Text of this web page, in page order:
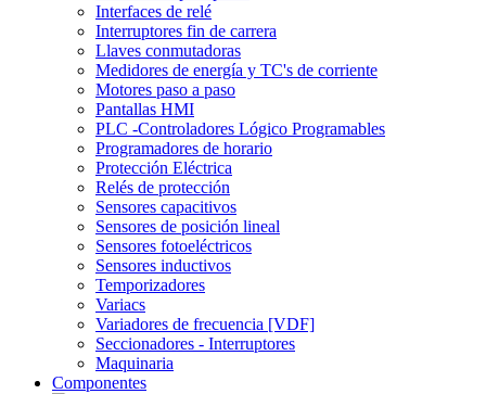
Interfaces de relé
Interruptores fin de carrera
Llaves conmutadoras
Medidores de energía y TC's de corriente
Motores paso a paso
Pantallas HMI
PLC -Controladores Lógico Programables
Programadores de horario
Protección Eléctrica
Relés de protección
Sensores capacitivos
Sensores de posición lineal
Sensores fotoeléctricos
Sensores inductivos
Temporizadores
Variacs
Variadores de frecuencia [VDF]
Seccionadores - Interruptores
Maquinaria
Componentes